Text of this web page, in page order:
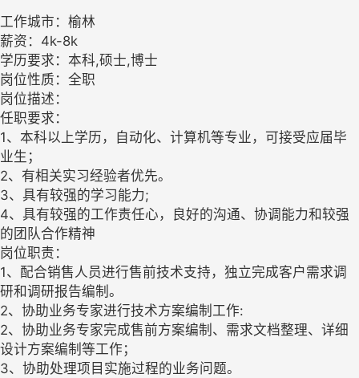
工作城市：榆林
薪资：4k-8k
学历要求：本科,硕士,博士
岗位性质：全职
岗位描述：
任职要求：
1、本科以上学历，自动化、计算机等专业，可接受应届毕
业生；
2、有相关实习经验者优先。
3、具有较强的学习能力;
4、具有较强的工作责任心，良好的沟通、协调能力和较强
的团队合作精神
岗位职责：
1、配合销售人员进行售前技术支持，独立完成客户需求调
研和调研报告编制。
2、协助业务专家进行技术方案编制工作:
2、协助业务专家完成售前方案编制、需求文档整理、详细
设计方案编制等工作；
3、协助处理项目实施过程的业务问题。